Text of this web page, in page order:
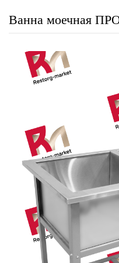
Ванна моечная